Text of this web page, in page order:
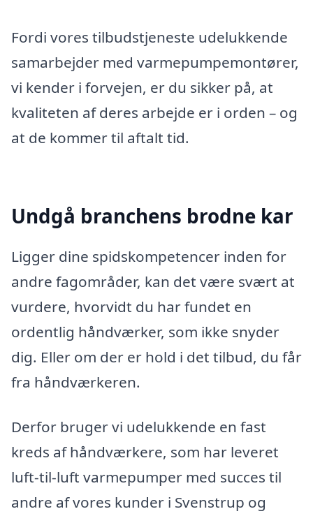
Fordi vores tilbudstjeneste udelukkende
samarbejder med varmepumpemontører,
vi kender i forvejen, er du sikker på, at
kvaliteten af deres arbejde er i orden – og
at de kommer til aftalt tid.
Undgå branchens brodne kar
Ligger dine spidskompetencer inden for
andre fagområder, kan det være svært at
vurdere, hvorvidt du har fundet en
ordentlig håndværker, som ikke snyder
dig. Eller om der er hold i det tilbud, du får
fra håndværkeren.
Derfor bruger vi udelukkende en fast
kreds af håndværkere, som har leveret
luft-til-luft varmepumper med succes til
andre af vores kunder i Svenstrup og